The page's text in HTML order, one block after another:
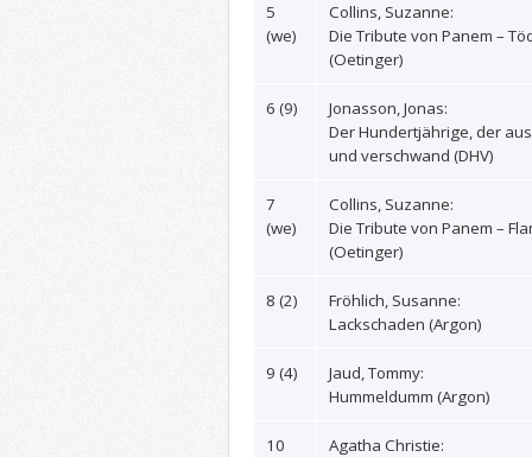
5
(we)
Collins, Suzanne:
Die Tribute von Panem –
(Oetinger)
6 (9)
Jonasson, Jonas:
Der Hundertjährige, der
und verschwand (DHV)
7
(we)
Collins, Suzanne:
Die Tribute von Panem –
(Oetinger)
8 (2)
Fröhlich, Susanne:
Lackschaden (Argon)
9 (4)
Jaud, Tommy:
Hummeldumm (Argon)
10
Agatha Christie: